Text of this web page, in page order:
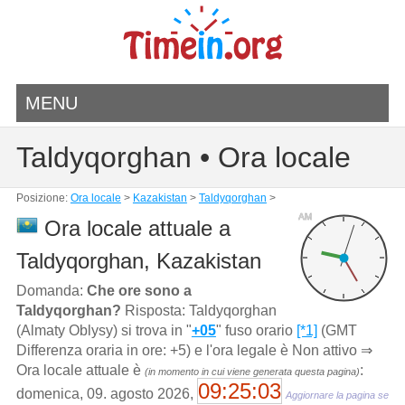
MENU
Taldyqorghan • Ora locale
Posizione: Ora locale > Kazakistan > Taldyqorghan >
AM
Ora locale attuale a
Taldyqorghan, Kazakistan
Domanda: Che ore sono a
Taldyqorghan? Risposta: Taldyqorghan
(Almaty Oblysy) si trova in "+05" fuso orario [*1] (GMT
Differenza oraria in ore: +5) e l'ora legale è Non attivo ⇒
Ora locale attuale è (in momento in cui viene generata questa pagina):
domenica, 09. agosto 2026, 09:25:03 Aggiornare la pagina se